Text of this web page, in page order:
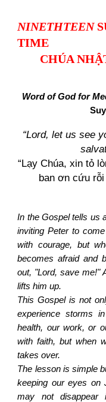
NINETHTEEN
TIME
CHÚA
Word of God for
“Lord, let us see
“Lạy Chúa, xin tỏ
ban ơn cứu
In the Gospel tells us
inviting Peter to
with courage, but
becomes afraid and
out, "Lord, save me!"
lifts him up.
This Gospel is not
experience storms
health, our work, or
with faith, but when
takes over.
The lesson is simple
keeping our eyes on
may not disappear